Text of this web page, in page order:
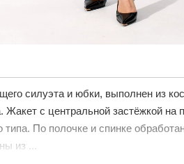
силуэта и юбки, выполнен из
Жакет с центральной застёжкой на
типа. По полочке и спинке
из ...